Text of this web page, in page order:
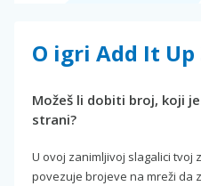
O igri Add It Up
Možeš li dobiti broj, koji
strani?
U ovoj zanimljivoj slagalici tvoj
povezuje brojeve na mreži da